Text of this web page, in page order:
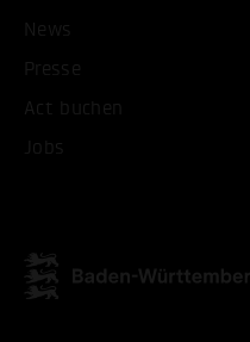
News
Presse
Act buchen
Jobs